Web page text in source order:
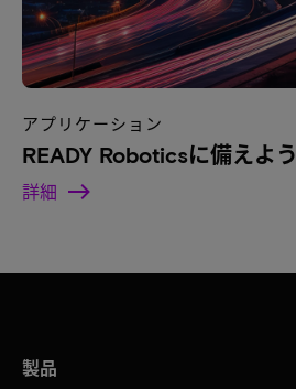
アプリケーション
READY Roboticsに備えよう
詳細
製品